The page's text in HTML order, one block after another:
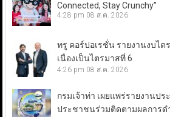
Connected, Stay Crunchy”
4:28 pm 08 ส.ค. 2026
ทรู คอร์ปอเรชั่น รายงานงบไต
เนื่องเป็นไตรมาสที่ 6
4:26 pm 08 ส.ค. 2026
กรมเจ้าท่า เผยแพร่รายงานป
ประชาชนร่วมติดตามผลการด